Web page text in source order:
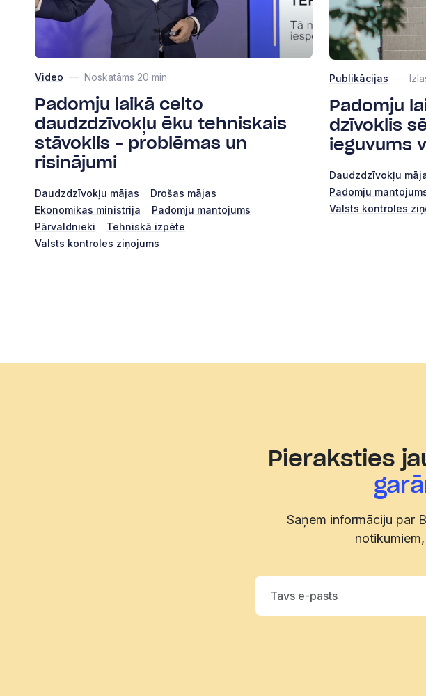
Video Noskatāms 20 min
Padomju laikā celto
daudzdzīvokļu ēku tehniskais
stāvoklis – problēmas un
risinājumi
Daudzdzīvokļu mājas
Drošas mājas
Ekonomikas ministrija
Padomju mantojums
Pārvaldnieki
Tehniskā izpēte
Valsts kontroles ziņojums
Publikācijas
Padomju
dzīvoklis
ieguvums
Daudzdzīvokļu
Padomju
Valsts kontroles
Pieraksties
Saņem informāciju par